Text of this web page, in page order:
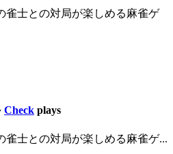
雀士との対局が楽しめる麻雀ゲ
Check plays
雀士との対局が楽しめる麻雀ゲ...